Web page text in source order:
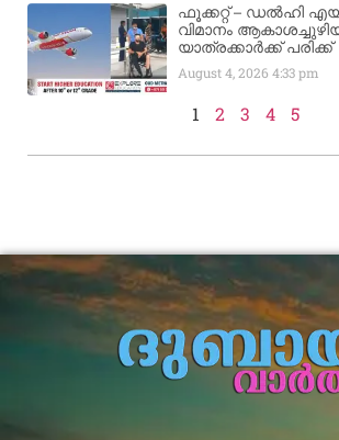
ഫൂക്കറ്റ് – ഡൽഹി
വിമാനം
യാത്രക്കാര്‍ക്ക് പരിക്ക്
August 4, 20264:33 pm
1 2 3 4 5